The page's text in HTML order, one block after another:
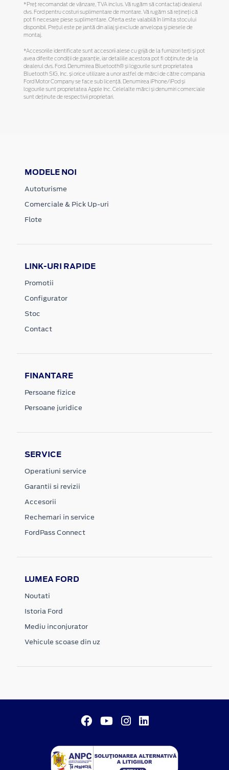
*Preţ recomandat de vânzare, TVA inclus. Vă rugăm să contactaţi dealerul
dvs. Ford pentru costuri suplimentare de montare. Vă rugăm să reţineţi că
pot fi necesare piese suplimentare. Oferta este valabilă în limita stocului
disponibil. Preţul este pe jantă din aliaj şi exclude anvelopa şi piesele de
montaj.
*Accesoriile identificate sunt accesorii alese cu grijă de la furnizori terți și pot
avea diferite condiții de garanție, iar detaliile acestora pot fi obținute de la
dealerul dvs. Ford. Denumirea Bluetooth® și logourile sunt proprietatea
Bluetooth SIG, Inc. și orice utilizare a unor astfel de mărci de către compania
Ford Motor Company se face sub licență. Denumirea iPhone/iPod și
logourile sunt proprietatea Apple Inc. Celelalte mărci și denumiri comerciale
sunt deținute de respectivii proprietari.
MODELE NOI
Autoturisme
Comerciale & Pick Up-uri
Flote
LINK-URI RAPIDE
Promotii
Configurator
Stoc
Contact
FINANTARE
Persoane fizice
Persoane juridice
SERVICE
Operatiuni service
Garantii si revizii
Accesorii
Rechemari in service
FordPass Connect
LUMEA FORD
Noutati
Istoria Ford
Mediu inconjurator
Vehicule scoase din uz